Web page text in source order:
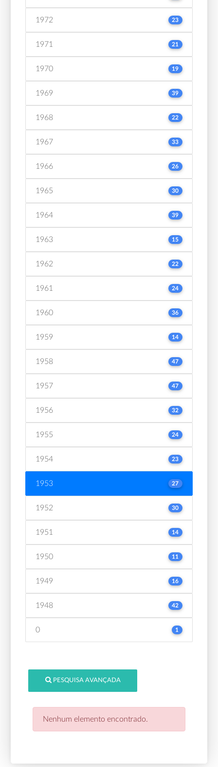
1972 23
1971 21
1970 19
1969 39
1968 22
1967 33
1966 26
1965 30
1964 39
1963 15
1962 22
1961 24
1960 36
1959 14
1958 47
1957 47
1956 32
1955 24
1954 23
1953 27
1952 30
1951 14
1950 11
1949 16
1948 42
0 1
PESQUISA AVANÇADA
Nenhum elemento encontrado.